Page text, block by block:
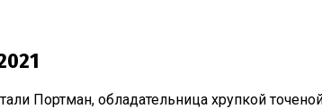
Портман, обладательница хрупкой